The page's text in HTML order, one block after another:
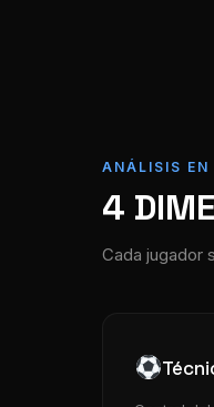
ANÁLISIS EN
4
Cada jugador